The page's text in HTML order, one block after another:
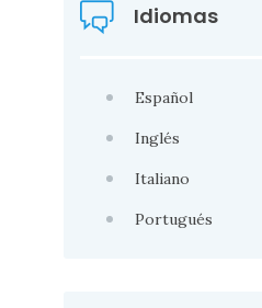
Idiomas
Español
Inglés
Italiano
Portugués